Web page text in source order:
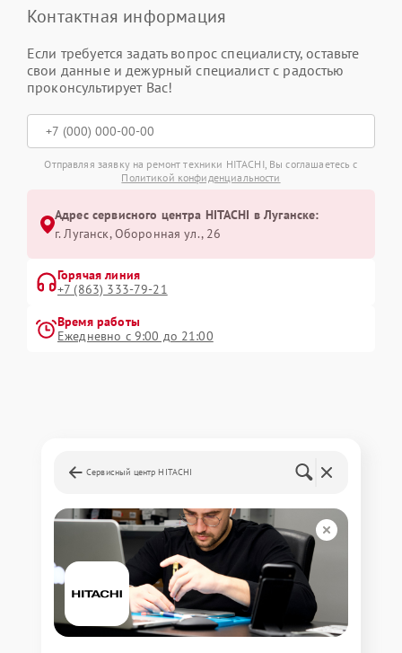
Контактная информация
Если требуется задать вопрос специалисту, оставьте
свои данные и дежурный специалист с радостью
проконсультирует Вас!
Отправляя заявку на ремонт техники HITACHI, Вы соглашаетесь с
Политикой конфиденциальности
Адрес сервисного центра HITACHI в Луганске:
г. Луганск, Оборонная ул., 26
Горячая линия
+7 (863) 333-79-21
Время работы
Ежедневно с 9:00 до 21:00
Сервисный центр HITACHI